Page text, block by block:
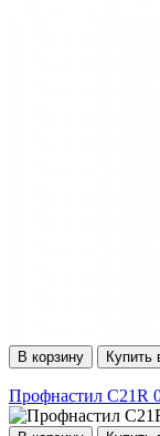
В корзину Купить
Профнастил С21R